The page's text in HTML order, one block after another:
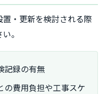
・更新を検討される際
。
記録の有無
の費用負担や工事スケ